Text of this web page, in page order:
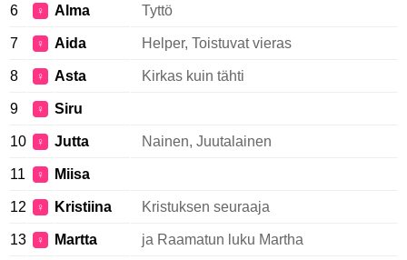
6 ♀ Alma Tyttö
7 ♀ Aida Helper, Toistuvat vieras
8 ♀ Asta Kirkas kuin tähti
9 ♀ Siru
10 ♀ Jutta Nainen, Juutalainen
11 ♀ Miisa
12 ♀ Kristiina Kristuksen seuraaja
13 ♀ Martta ja Raamatun luku Martha